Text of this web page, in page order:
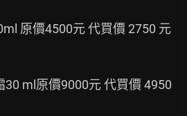
原價4500元 代買價 2750 元
30 ml原價9000元 代買價 4950